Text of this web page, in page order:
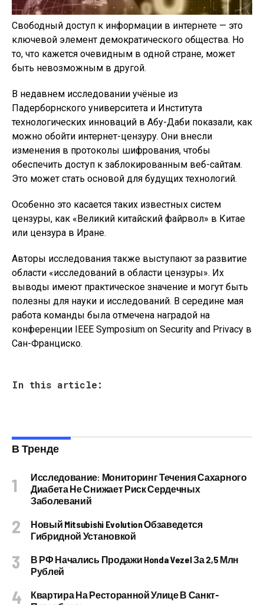
Свободный доступ к информации в интернете — это
ключевой элемент демократического общества. Но
то, что кажется очевидным в одной стране, может
быть невозможным в другой.
В недавнем исследовании учёные из
Падерборнского университета и Института
технологических инноваций в Абу-Даби показали, как
можно обойти интернет-цензуру. Они внесли
изменения в протоколы шифрования, чтобы
обеспечить доступ к заблокированным веб-сайтам.
Это может стать основой для будущих технологий.
Особенно это касается таких известных систем
цензуры, как «Великий китайский файрвол» в Китае
или цензура в Иране.
Авторы исследования также выступают за развитие
области «исследований в области цензуры». Их
выводы имеют практическое значение и могут быть
полезны для науки и исследований. В середине мая
работа команды была отмечена наградой на
конференции IEEE Symposium on Security and Privacy в
Сан-Франциско.
In this article:
В Тренде
Исследование: Мониторинг Течения Сахарного
Диабета Не Снижает Риск Сердечных
Заболеваний
Новый Mitsubishi Evolution Обзаведется
Гибридной Установкой
В РФ Начались Продажи Honda Vezel За 2,5 Млн
Рублей
Квартира На Ресторанной Улице В Санкт-